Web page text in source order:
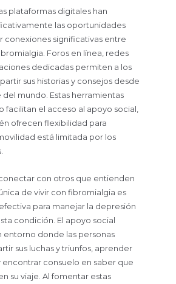
plataformas digitales han
las oportunidades
conexiones significativas entre
Foros en línea, redes
dedicadas permiten a los
sus historias y consejos desde
mundo. Estas herramientas
facilitan el acceso al apoyo social,
ofrecen flexibilidad para
está limitada por los
con otros que entienden
de vivir con fibromialgia es
para manejar la depresión
condición. El apoyo social
entorno donde las personas
sus luchas y triunfos, aprender
encontrar consuelo en saber que
su viaje. Al fomentar estas